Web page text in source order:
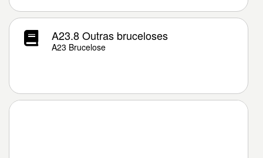
A23.8 Outras bruceloses
A23 Brucelose